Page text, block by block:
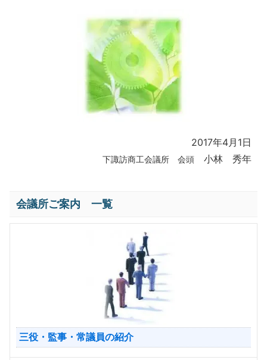
2017年4月1日
下諏訪商工会議所 会頭 小林 秀年
会議所ご案内 一覧
三役・監事・常議員の紹介